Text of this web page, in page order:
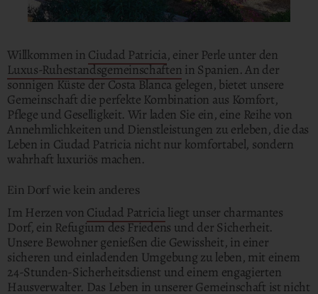
Willkommen in Ciudad Patricia, einer Perle unter den
Luxus-Ruhestandsgemeinschaften in Spanien. An der
sonnigen Küste der Costa Blanca gelegen, bietet unsere
Gemeinschaft die perfekte Kombination aus Komfort,
Pflege und Geselligkeit. Wir laden Sie ein, eine Reihe von
Annehmlichkeiten und Dienstleistungen zu erleben, die das
Leben in Ciudad Patricia nicht nur komfortabel, sondern
wahrhaft luxuriös machen.
Ein Dorf wie kein anderes
Im Herzen von Ciudad Patricialiegt unser charmantes
Dorf, ein Refugium des Friedens und der Sicherheit.
Unsere Bewohner genießen die Gewissheit, in einer
sicheren und einladenden Umgebung zu leben, mit einem
24-Stunden-Sicherheitsdienst und einem engagierten
Hausverwalter. Das Leben in unserer Gemeinschaft ist nicht